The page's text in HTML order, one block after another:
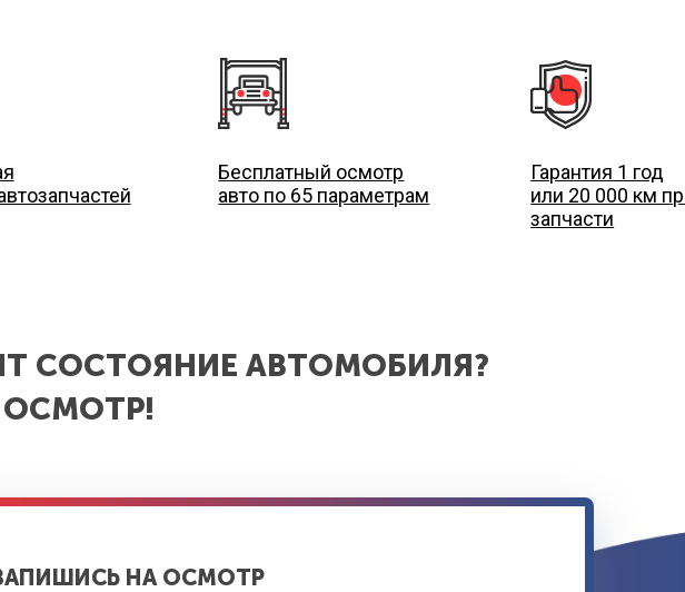
Бесплатный осмотр
авто по 65 параметрам
Гарантия 1 год
или 20 000 км
запчасти
СОСТОЯНИЕ АВТОМОБИЛЯ?
НА ОСМОТР